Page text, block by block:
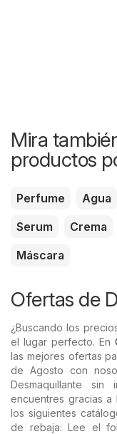
Mira
productos
Perfume Agua
Serum
Crema
Máscara
Ofertas de
¿Buscando los
el lugar perfecto. En
las mejores ofertas
de Agosto con
Desmaquillante
encuentres gracias a
los siguientes
de rebaja: Lee el